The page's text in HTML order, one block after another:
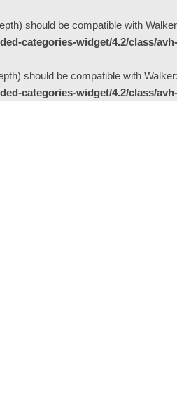
should be compatible with
categories-widget/4.2/class/
should be compatible with
categories-widget/4.2/class/